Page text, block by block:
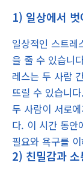
1) 일상에서
일상적인 스트
을 줄 수 있습니
레스는 두 사람
뜨릴 수 있습니
두 사람이 서로
다. 이 시간 동안
필요와 욕구를
2) 친밀감과 소